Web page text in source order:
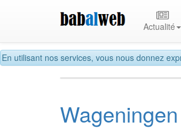
En utilisant nos services, vous nous donnez
Actualité